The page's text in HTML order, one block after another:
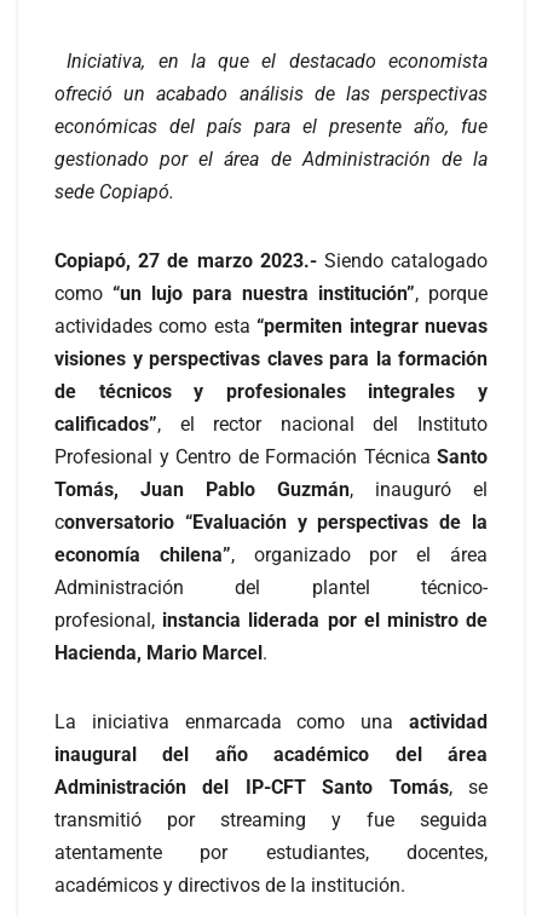
Iniciativa, en la que el destacado economista
ofreció un acabado análisis de las perspectivas
económicas del país para el presente año, fue
gestionado por el área de Administración de la
sede Copiapó.
Copiapó, 27 de marzo 2023.-Siendo catalogado
como “un lujo para nuestra institución”, porque
actividades como esta“permiten integrar nuevas
visiones y perspectivas claves para la formación
de técnicos y profesionales integrales y
calificados”, el rector nacional del Instituto
Profesional y Centro de Formación Técnica Santo
Tomás, Juan Pablo Guzmán, inauguró el
conversatorio “Evaluación y perspectivas de la
economía chilena”, organizado por el área
Administración del plantel técnico-
profesional, instancia liderada por el ministro de
Hacienda, Mario Marcel.
La iniciativa enmarcada como una actividad
inaugural del año académico del área
Administración del IP-CFT Santo Tomás, se
transmitió por streaming y fue seguida
atentamente por estudiantes, docentes,
académicos y directivos de la institución.